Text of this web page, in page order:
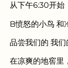
从下午6:30开始
B愤怒的小鸟 和
品尝我们的 我们
在凉爽的地窖里